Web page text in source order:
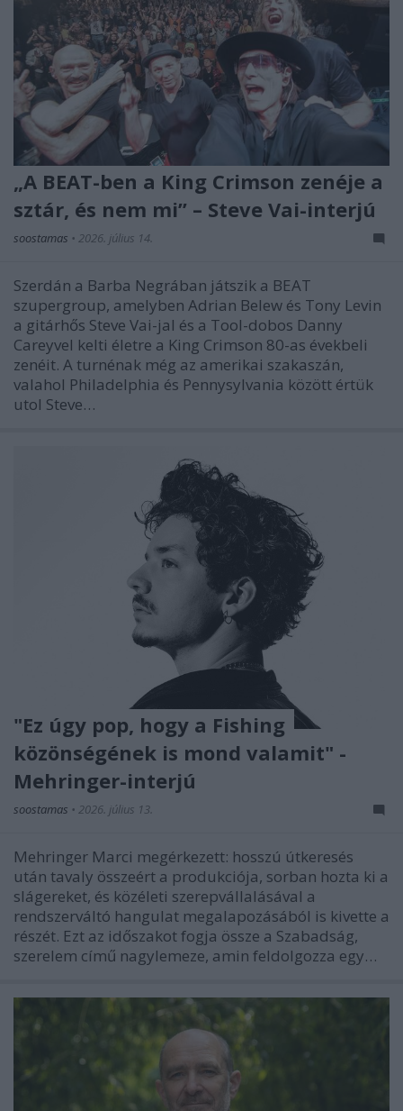
„A BEAT-ben a King Crimson zenéje a
sztár, és nem mi” – Steve Vai-interjú
soostamas • 2026. július 14.
Szerdán a Barba Negrában játszik a BEAT
szupergroup, amelyben Adrian Belew és Tony Levin
a gitárhős Steve Vai-jal és a Tool-dobos Danny
Careyvel kelti életre a King Crimson 80-as évekbeli
zenéit. A turnénak még az amerikai szakaszán,
valahol Philadelphia és Pennysylvania között értük
utol Steve…
"Ez úgy pop, hogy a Fishing
közönségének is mond valamit" -
Mehringer-interjú
soostamas • 2026. július 13.
Mehringer Marci megérkezett: hosszú útkeresés
után tavaly összeért a produkciója, sorban hozta ki a
slágereket, és közéleti szerepvállalásával a
rendszerváltó hangulat megalapozásából is kivette a
részét. Ezt az időszakot fogja össze a Szabadság,
szerelem című nagylemeze, amin feldolgozza egy…